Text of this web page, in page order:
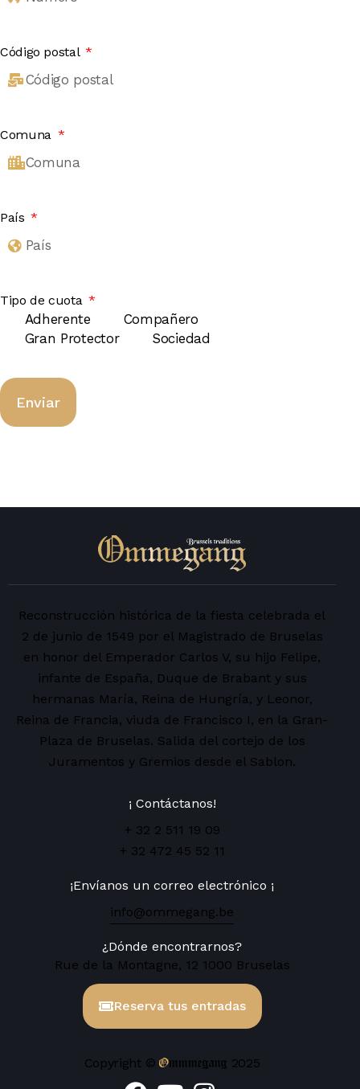
Código postal
Comuna
País
Tipo de cuota
Adherente
Compañero
Gran Protector
Sociedad
Enviar
Reconstrucción histórica de la fiesta celebrada el
2 de junio de 1549 por el Magistrado de Bruselas
en honor del Emperador Carlos V, su hijo Felipe,
infante de España, Duque de Brabant y sus
hermanas María, Reina de Hungría, y Leonor,
Reina de Francia, viuda de Francisco I, en la Gran-
Plaza de Bruselas. Salida del cortejo de los
Juramentos y Gremios desde el Sablon.
¡ Contáctanos!
+ 32 2 511 19 09
+ 32 472 45 52 11
¡Envíanos un correo electrónico ¡
info@ommegang.be
¿Dónde encontrarnos?
Rue de la Montagne, 12 1000 Bruselas
Reserva tus entradas
Copyright © Ommmegang 2025